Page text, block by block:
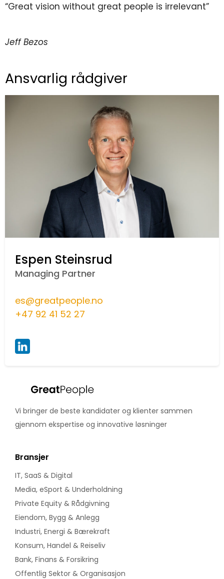
“Great vision without great people is irrelevant”
Jeff Bezos
Ansvarlig rådgiver
Espen Steinsrud
Managing Partner
es@greatpeople.no
+47 92 41 52 27
Vi bringer de beste kandidater og klienter sammen
gjennom ekspertise og innovative løsninger
Bransjer
IT, SaaS & Digital
Media, eSport & Underholdning
Private Equity & Rådgivning
Eiendom, Bygg & Anlegg
Industri, Energi & Bærekraft
Konsum, Handel & Reiseliv
Bank, Finans & Forsikring
Offentlig Sektor & Organisasjon